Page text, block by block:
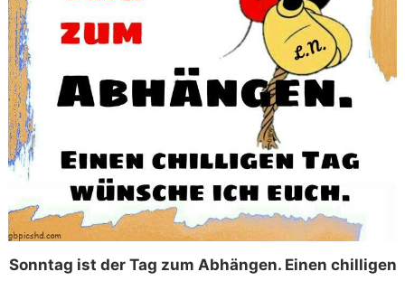
Sonntag ist der Tag zum Abhängen. Einen chilligen